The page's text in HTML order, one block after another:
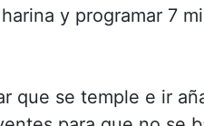
y programar 7
que se temple e ir